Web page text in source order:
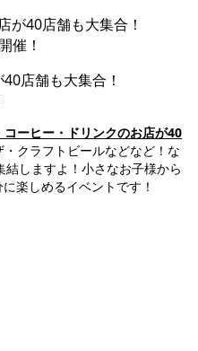
が40店舗も大集合！
催！
ーヒー・ドリンクのお店が40
クラフトビールなどなど！な
しますよ！ 小さなお子様から
楽しめるイベントです！